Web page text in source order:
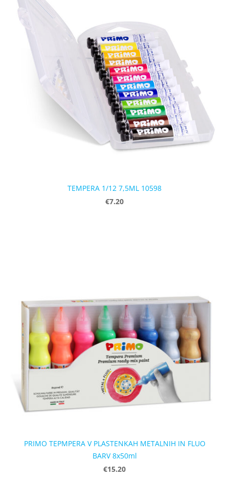
TEMPERA 1/12 7,5ML 10598
€7.20
PRIMO TEPMPERA V PLASTENKAH METALNIH IN FLUO
BARV 8x50ml
€15.20